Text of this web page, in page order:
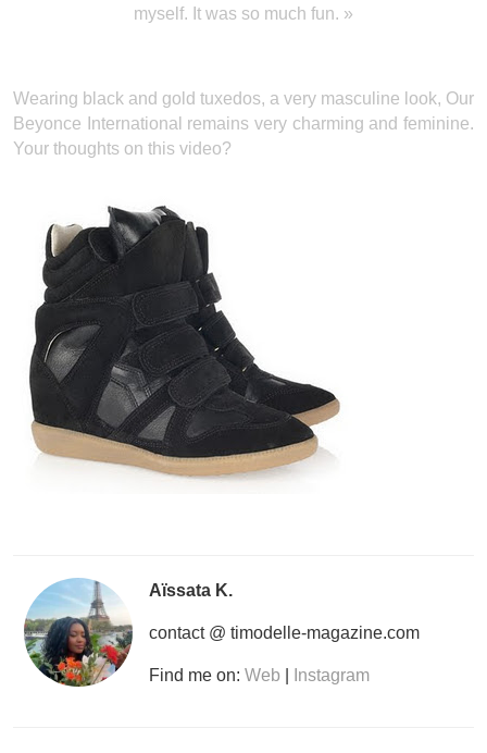
myself. It was so much fun. »
Wearing black and gold tuxedos, a very masculine look, Our
Beyonce International remains very charming and feminine.
Your thoughts on this video?
Aïssata K.
contact @ timodelle-magazine.com
Find me on: Web Instagram